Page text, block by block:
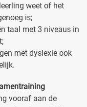
weet of het
is;
taal met 3 niveaus in
met dyslexie ook
vooraf aan de